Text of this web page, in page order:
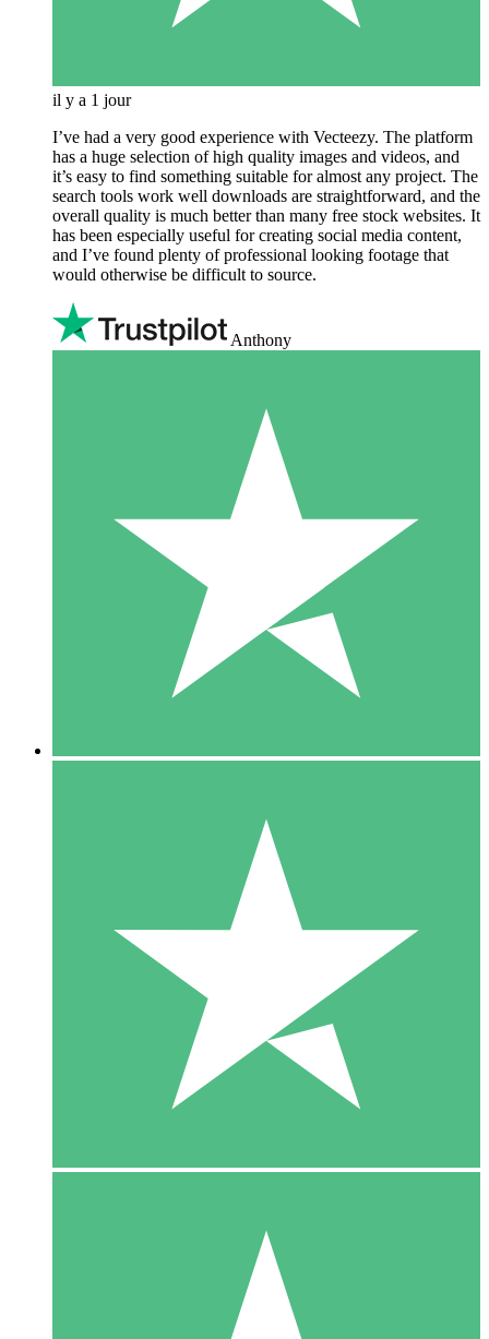
il y a 1 jour
I’ve had a very good experience with Vecteezy. The platform
has a huge selection of high quality images and videos, and
it’s easy to find something suitable for almost any project. The
search tools work well downloads are straightforward, and the
overall quality is much better than many free stock websites. It
has been especially useful for creating social media content,
and I’ve found plenty of professional looking footage that
would otherwise be difficult to source.
Anthony